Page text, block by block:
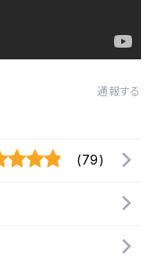
通報する
(79)